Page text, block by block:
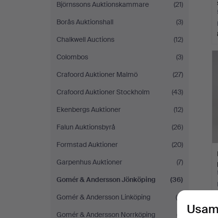
Björnssons Auktionskammare
(21)
Borås Auktionshall
(3)
Chalkwell Auctions
(12)
Colombos
(3)
Crafoord Auktioner Malmö
(27)
Crafoord Auktioner Stockholm
(43)
Ekenbergs Auktioner
(12)
Falun Auktionsbyrå
(26)
Formstad Auktioner
(20)
Garpenhus Auktioner
(7)
Gomér & Andersson Jönköping
(36)
Gomér & Andersson Linköping
(9)
Gomér & Andersson Norrköping
(7)